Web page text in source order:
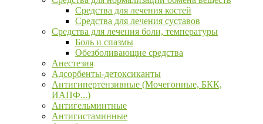
Средства для лечения костей
Средства для лечения суставов
Средства для лечения боли, температуры
Боль и спазмы
Обезболивающие средства
Анестезия
Адсорбенты-детоксиканты
Антигипертензивные (Мочегонные, БКК,
ИАПФ...)
Антигельминтные
Антигистаминные